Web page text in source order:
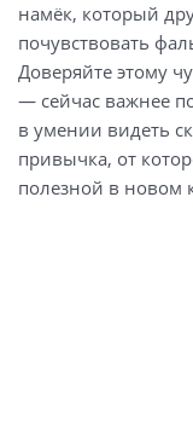
намёк, который
почувствовать
Доверяйте этому
— сейчас важнее
в умении видеть
привычка, от
полезной в новом